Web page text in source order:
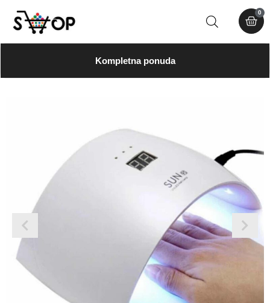
0
Kompletna ponuda